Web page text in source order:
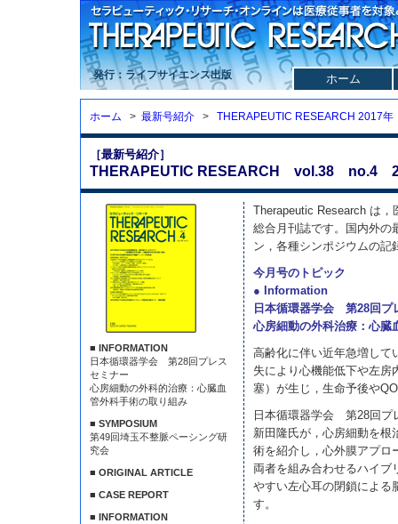
発行：ライフサイエンス出版 ホーム
ホーム > 最新号紹介 > THERAPEUTIC RESEARCH 2017年
［最新号紹介］
THERAPEUTIC RESEARCH vol.38 no.4
■ INFORMATION
日本循環器学会 第28回プレス
セミナー
心房細動の外科的治療：心臓血
管外科手術の取り組み
■ SYMPOSIUM
第49回埼玉不整脈ペーシング研
究会
■ ORIGINAL ARTICLE
■ CASE REPORT
■ INFORMATION
Therapeutic Research は
総合月刊誌です。国内外の
ン，各種シンポジウムの記
今月号のトピック
● Information
日本循環器学会 第28回プ
心房細動の外科治療：心臓
高齢化に伴い近年急増して
失により心機能低下や左房
塞）が生じ，生命予後や
日本循環器学会 第28回プ
新田隆氏が，心房細動を根
術を紹介し，心外膜アプロ
両者を組み合わせるハイブ
やすい左心耳の閉鎖による
す。